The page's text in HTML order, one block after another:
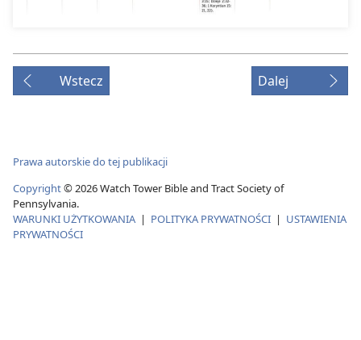
Wstecz Dalej
Prawa autorskie do tej publikacji
Copyright© 2026 Watch Tower Bible and Tract Society of
Pennsylvania.
WARUNKI UŻYTKOWANIA | POLITYKA PRYWATNOŚCI | USTAWIENIA
PRYWATNOŚCI